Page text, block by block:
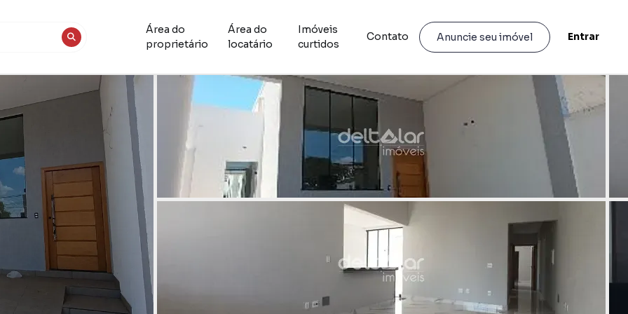
Área do
proprietário
Área do
locatário
Imóveis
curtidos
Contato Anuncie seu imóvel Entrar